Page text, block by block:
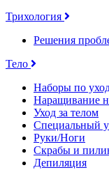
Трихология
Решения
Тело
Наборы по
Наращивание
Уход за телом
Специальный
Руки/Ноги
Скрабы и
Депиляция